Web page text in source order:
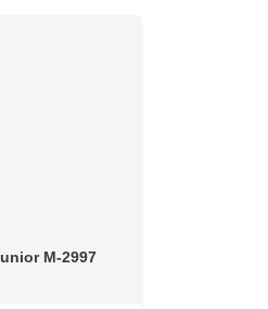
M-2997